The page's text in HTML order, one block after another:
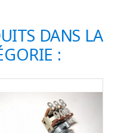
DANS LA
: